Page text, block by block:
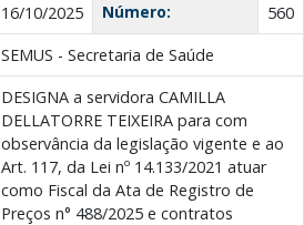
16/10/2025 Número:
560
SEMUS - Secretaria de Saúde
DESIGNA a servidora CAMILLA
DELLATORRE TEIXEIRA para com
observância da legislação vigente e ao
Art. 117, da Lei nº 14.133/2021 atuar
como Fiscal da Ata de Registro de
Preços n° 488/2025 e contratos